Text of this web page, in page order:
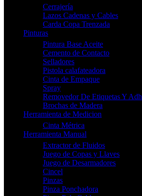
Cerrajería
Lazos Cadenas y Cables
Carda Copa Trenzada
Pinturas
Pintura Base Aceite
Cemento de Contacto
Selladores
Pistola calafateadora
Cinta de Empaque
Spray
Removedor De Etiquetas Y
Brochas de Madera
Herramienta de Medicion
Cinta Métrica
Herramienta Manual
Extractor de Fluidos
Juego de Copas y Llaves
Juego de Desarmadores
Cincel
Pinzas
Pinza Ponchadora